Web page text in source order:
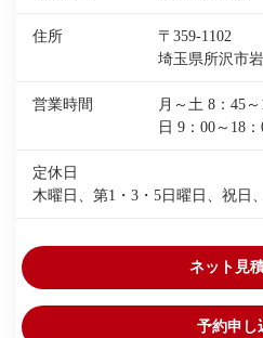
住所
〒359-1102
埼玉県所沢市
営業時間
月～土 8：45
日 9：00～18：
定休日
木曜日、第1・3・5日曜日、祝日
ネット見
予約申し